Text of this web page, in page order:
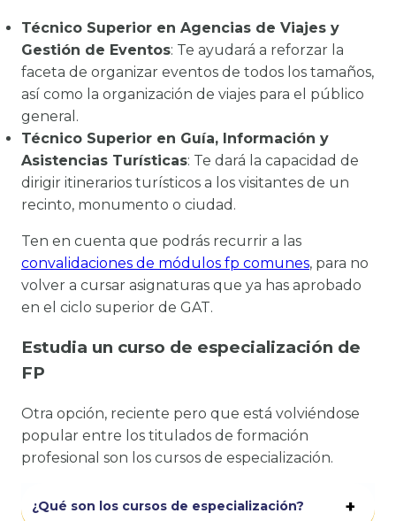
Técnico Superior en Agencias de Viajes y
Gestión de Eventos: Te ayudará a reforzar la
faceta de organizar eventos de todos los tamaños,
así como la organización de viajes para el público
general.
Técnico Superior en Guía, Información y
Asistencias Turísticas: Te dará la capacidad de
dirigir itinerarios turísticos a los visitantes de un
recinto, monumento o ciudad.
Ten en cuenta que podrás recurrir a las
convalidaciones de módulos fp comunes, para no
volver a cursar asignaturas que ya has aprobado
en el ciclo superior de GAT.
Estudia un curso de especialización de
FP
Otra opción, reciente pero que está volviéndose
popular entre los titulados de formación
profesional son los cursos de especialización.
¿Qué son los cursos de especialización?